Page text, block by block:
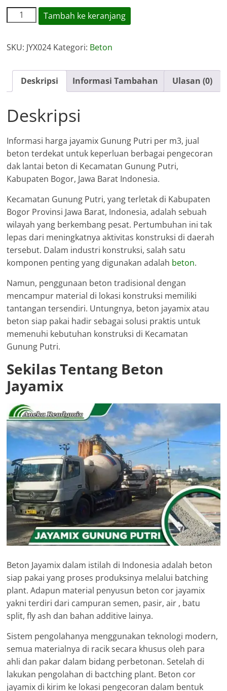
Kuantitas
Harga
Gunung
Tambah ke keranjang
SKU: JYX024 Kategori: Beton
Deskripsi Informasi Tambahan Ulasan (0)
Deskripsi
Informasi harga jayamix Gunung Putri per m3, jual
beton terdekat untuk keperluan berbagai pengecoran
dak lantai beton di Kecamatan Gunung Putri,
Kabupaten Bogor, Jawa Barat Indonesia.
Kecamatan Gunung Putri, yang terletak di Kabupaten
Bogor Provinsi Jawa Barat, Indonesia, adalah sebuah
wilayah yang berkembang pesat. Pertumbuhan ini tak
lepas dari meningkatnya aktivitas konstruksi di daerah
tersebut. Dalam industri konstruksi, salah satu
komponen penting yang digunakan adalah beton.
Namun, penggunaan beton tradisional dengan
mencampur material di lokasi konstruksi memiliki
tantangan tersendiri. Untungnya, beton jayamix atau
beton siap pakai hadir sebagai solusi praktis untuk
memenuhi kebutuhan konstruksi di Kecamatan
Gunung Putri.
Sekilas Tentang Beton
Jayamix
Beton Jayamix dalam istilah di Indonesia adalah beton
siap pakai yang proses produksinya melalui batching
plant. Adapun material penyusun beton cor jayamix
yakni terdiri dari campuran semen, pasir, air , batu
split, fly ash dan bahan additive lainya.
Sistem pengolahanya menggunakan teknologi modern,
semua materialnya di racik secara khusus oleh para
ahli dan pakar dalam bidang perbetonan. Setelah di
lakukan pengolahan di bactching plant. Beton cor
jayamix di kirim ke lokasi pengecoran dalam bentuk